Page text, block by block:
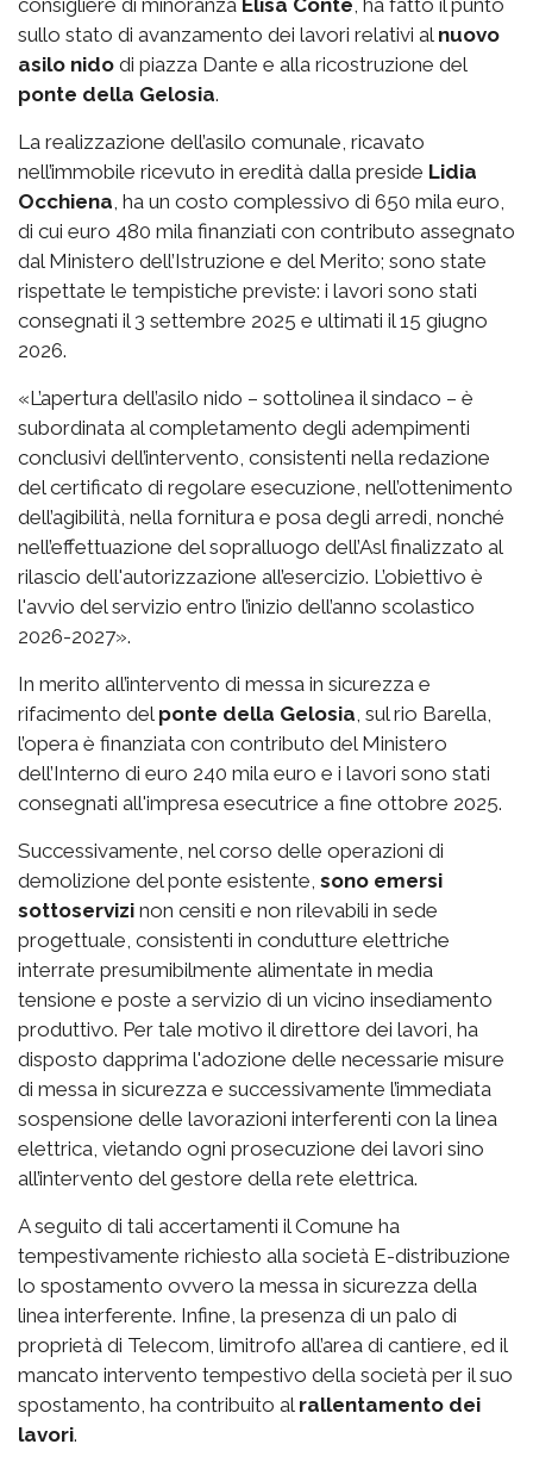
consigliere di minoranza Elisa Conte, ha fatto il punto
sullo stato di avanzamento dei lavori relativi al nuovo
asilo nido di piazza Dante e alla ricostruzione del
ponte della Gelosia.
La realizzazione dell’asilo comunale, ricavato
nell’immobile ricevuto in eredità dalla preside Lidia
Occhiena, ha un costo complessivo di 650 mila euro,
di cui euro 480 mila finanziati con contributo assegnato
dal Ministero dell’Istruzione e del Merito; sono state
rispettate le tempistiche previste: i lavori sono stati
consegnati il 3 settembre 2025 e ultimati il 15 giugno
2026.
«L’apertura dell’asilo nido – sottolinea il sindaco – è
subordinata al completamento degli adempimenti
conclusivi dell’intervento, consistenti nella redazione
del certificato di regolare esecuzione, nell’ottenimento
dell’agibilità, nella fornitura e posa degli arredi, nonché
nell’effettuazione del sopralluogo dell’Asl finalizzato al
rilascio dell'autorizzazione all’esercizio. L’obiettivo è
l'avvio del servizio entro l’inizio dell’anno scolastico
2026-2027».
In merito all’intervento di messa in sicurezza e
rifacimento del ponte della Gelosia, sul rio Barella,
l’opera è finanziata con contributo del Ministero
dell’Interno di euro 240 mila euro e i lavori sono stati
consegnati all'impresa esecutrice a fine ottobre 2025.
Successivamente, nel corso delle operazioni di
demolizione del ponte esistente, sono emersi
sottoservizi non censiti e non rilevabili in sede
progettuale, consistenti in condutture elettriche
interrate presumibilmente alimentate in media
tensione e poste a servizio di un vicino insediamento
produttivo. Per tale motivo il direttore dei lavori, ha
disposto dapprima l'adozione delle necessarie misure
di messa in sicurezza e successivamente l’immediata
sospensione delle lavorazioni interferenti con la linea
elettrica, vietando ogni prosecuzione dei lavori sino
all’intervento del gestore della rete elettrica.
A seguito di tali accertamenti il Comune ha
tempestivamente richiesto alla società E-distribuzione
lo spostamento ovvero la messa in sicurezza della
linea interferente. Infine, la presenza di un palo di
proprietà di Telecom, limitrofo all’area di cantiere, ed il
mancato intervento tempestivo della società per il suo
spostamento, ha contribuito al rallentamento dei
lavori.